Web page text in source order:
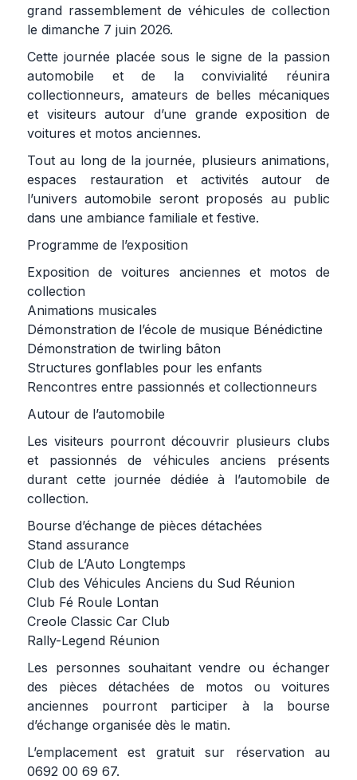
grand rassemblement de véhicules de collection
le dimanche 7 juin 2026.
Cette journée placée sous le signe de la passion
automobile et de la convivialité réunira
collectionneurs, amateurs de belles mécaniques
et visiteurs autour d’une grande exposition de
voitures et motos anciennes.
Tout au long de la journée, plusieurs animations,
espaces restauration et activités autour de
l’univers automobile seront proposés au public
dans une ambiance familiale et festive.
Programme de l’exposition
Exposition de voitures anciennes et motos de
collection
Animations musicales
Démonstration de l’école de musique Bénédictine
Démonstration de twirling bâton
Structures gonflables pour les enfants
Rencontres entre passionnés et collectionneurs
Autour de l’automobile
Les visiteurs pourront découvrir plusieurs clubs
et passionnés de véhicules anciens présents
durant cette journée dédiée à l’automobile de
collection.
Bourse d’échange de pièces détachées
Stand assurance
Club de L’Auto Longtemps
Club des Véhicules Anciens du Sud Réunion
Club Fé Roule Lontan
Creole Classic Car Club
Rally-Legend Réunion
Les personnes souhaitant vendre ou échanger
des pièces détachées de motos ou voitures
anciennes pourront participer à la bourse
d’échange organisée dès le matin.
L’emplacement est gratuit sur réservation au
0692 00 69 67.